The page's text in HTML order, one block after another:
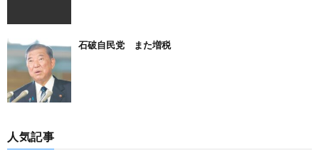
石破自民党 また増税
人気記事